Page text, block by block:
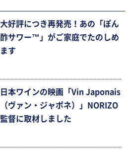
大好評につき再発売！あの「ぽん
酢サワー™」がご家庭でたのしめ
ます
日本ワインの映画「Vin Japonais
（ヴァン・ジャポネ）」NORIZO
監督に取材しました